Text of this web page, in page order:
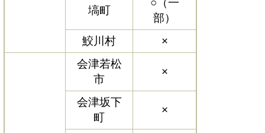
塙町
部）
鮫川村
×
会津若松
市
×
会津坂下
町
×